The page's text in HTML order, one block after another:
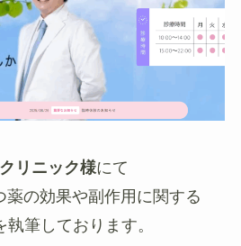
リニック様にて
薬の効果や副作用に関する
執筆しております。